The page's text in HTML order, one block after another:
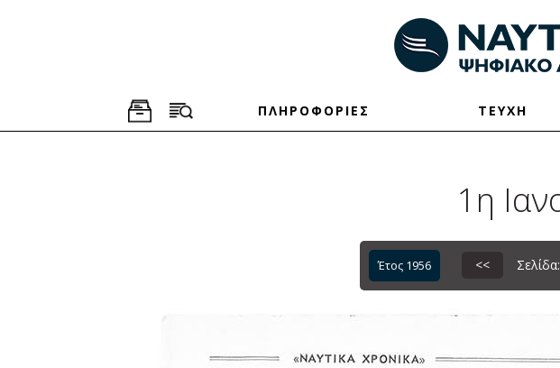
ΠΛΗΡΟΦΟΡΙΕΣ ΤΕΥΧΗ
1η
Έτος 1956 << Σελίδα: